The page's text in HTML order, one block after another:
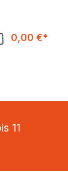
0,00 €*
11